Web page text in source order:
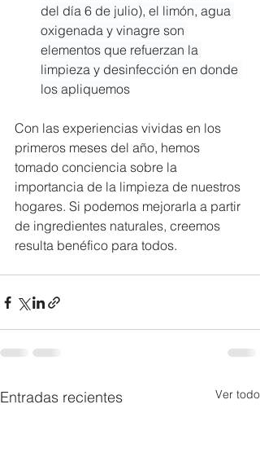
del día 6 de julio), el limón, agua
oxigenada y vinagre son
elementos que refuerzan la
limpieza y desinfección en donde
los apliquemos
Con las experiencias vividas en los
primeros meses del año, hemos
tomado conciencia sobre la
importancia de la limpieza de nuestros
hogares. Si podemos mejorarla a partir
de ingredientes naturales, creemos
resulta benéfico para todos.
Entradas recientes Ver todo